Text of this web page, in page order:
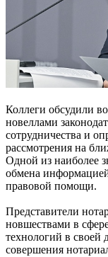
Коллеги обсудили
новеллами
сотрудничества и
рассмотрения на
Одной из наиболее
обмена
правовой помощи.
Представители
новшествами в
технологий в своей
совершения